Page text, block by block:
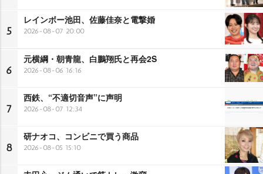
5
レインボー池田、佐藤佳奈と電撃婚
2026-08-07 20:00
6
元横綱・朝青龍、白鵬翔氏と再会2S
2026-08-06 16:16
7
西鉄、“不適切音声”に声明
2026-08-07 12:34
8
研ナオコ、コンビニで買う商品
2026-08-05 15:10